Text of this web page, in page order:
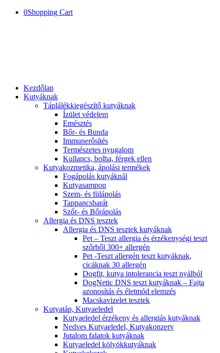
0Shopping Cart
Kezdőlap
Kutyáknak
Táplálékkiegészítő kutyáknak
Ízület védelem
Emésztés
Bőr- és Bunda
Immunerősítés
Természetes nyugalom
Kullancs, bolha, férgek ellen
Kutyakozmetika, ápolási termékek
Fogápolás kutyáknál
Kutyasampon
Szem- és fülápolás
Tappancsbarát
Szőr- és Bőrápolás
Allergia és DNS tesztek
Allergia és DNS tesztek kutyáknak
Pet – Teszt allergia és érzékenységi teszt
szőrből 300+ allergén
Pet -Teszt allergén teszt kutyáknak,
cicáknak 30 allergén
Dogfit, kutya intolerancia teszt nyálból
DogNetic DNS teszt kutyáknak – Fajta
azonosítás és életmód elemzés
Macskavizelet tesztek
Kutyatáp, Kutyaeledel
Kutyaeledel érzékeny és allergiás kutyáknak
Nedves Kutyaeledel, Kutyakonzerv
Jutalom falatok kutyáknak
Kutyaeledel kölyökkutyáknak